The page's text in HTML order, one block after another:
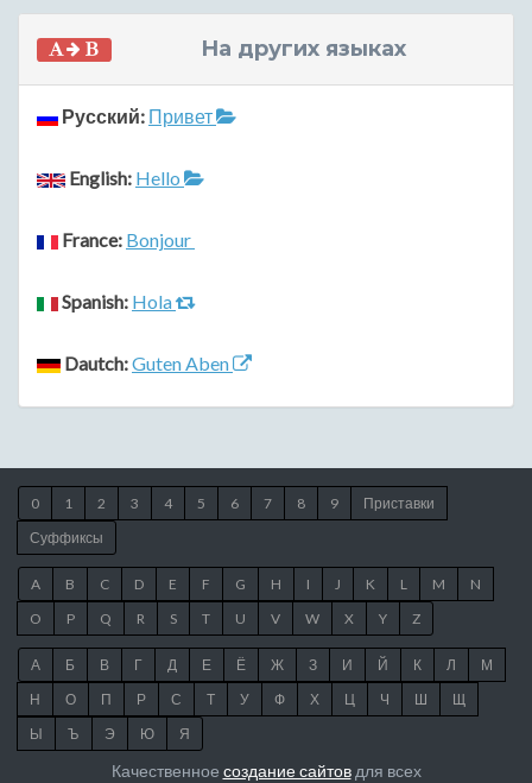
На других языках
Русский: Привет
English: Hello
France: Bonjour
Spanish: Hola
Dautch:Guten Aben
0 1 2 3 4 5 6 7 8 9
Приставки
Суффиксы
A B C D E F G H I J K L M
N
O
P Q R S T U V W X Y Z
А Б В Г Д Е Ё Ж З И Й К Л
М
Н
О П Р С Т У Ф Х Ц Ч Ш
Щ
Ы
Ъ Э Ю Я
Качественное создание сайтовдля всех